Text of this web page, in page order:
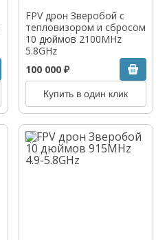
FPV дрон Зверобой с
тепловизором и сбросом
10 дюймов 2100MHz
5.8GHz
100 000 ₽
Купить в один клик